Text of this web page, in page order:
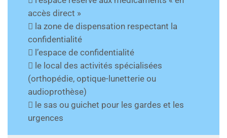
accès direct »
 la zone de dispensation respectant la
confidentialité
 l’espace de confidentialité
 le local des activités spécialisées
(orthopédie, optique-lunetterie ou
audioprothèse)
 le sas ou guichet pour les gardes et les
urgences